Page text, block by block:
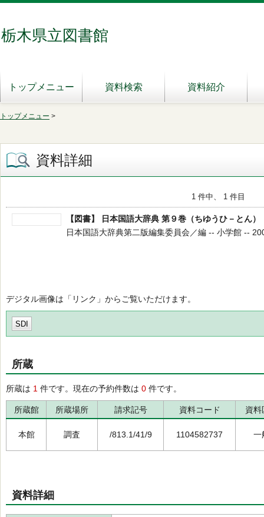
栃木県立図書館
トップメニュー 資料検索 資料紹介
トップメニュー >
資料詳細
1 件中、 1 件目
【図書】 日本国語大辞典 第９巻（ちゆうひ－とん）
日本国語大辞典第二版編集委員会／編 -- 小学館 --
デジタル画像は「リンク」からご覧いただけます。
SDI
所蔵
所蔵は 1 件です。現在の予約件数は 0 件です。
所蔵館 所蔵場所 請求記号 資料コード 資料
本館 調査 /813.1/41/9 1104582737 一
資料詳細